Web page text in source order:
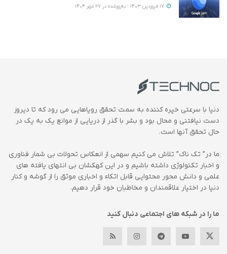
دنیا با سرعتی خیره کننده به سمت تحقق رویاهایی می رود که تا دیروز
دست نیافتنی و محال بود و بشر با گذر از دریایی از موانع یک به یک در
حال تحقق آنها است.
ما در” تک ناک” تلاش می کنیم سهمی از انعکاس تحولات بی شمار فناوری
و اخبار تکنولوژی داشته باشیم و در این کهکشان بی انتهای یافته های
علمی و دانش محور محتوایی قابل اتکاء و اخباری موثق را از گوشه و کنار
دنیا در اختیار علاقمندان و مخاطبان خود قرار دهیم.
ما را در شبکه های اجتماعی دنبال کنید